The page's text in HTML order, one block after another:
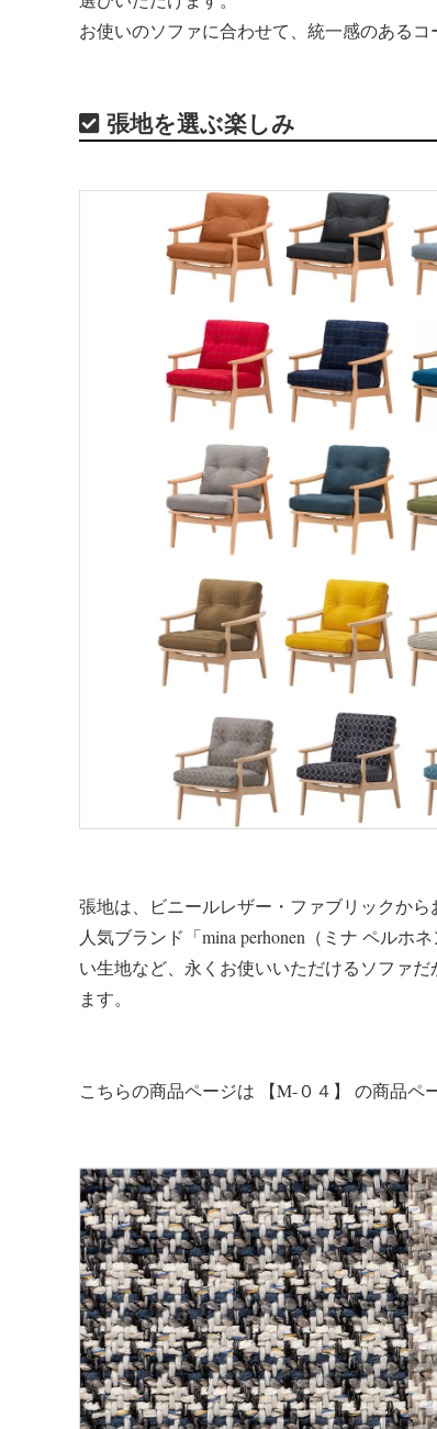
お使いのソファに合わせて、統一感のあるコ
張地を選ぶ楽しみ
張地は、ビニールレザー・ファブリックから
人気ブランド「mina perhonen（ミナ ペルホ
い生地など、永くお使いいただけるソファ
ます。
こちらの商品ページは 【M-０４】 の商品ペ